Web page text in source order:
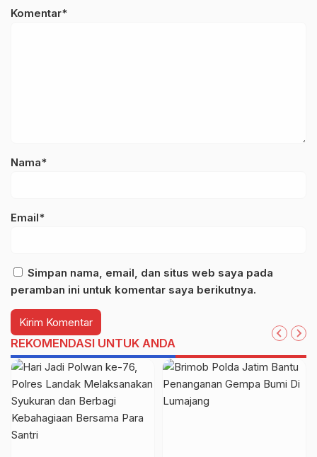
Komentar*
Nama*
Email*
Simpan nama, email, dan situs web saya pada
peramban ini untuk komentar saya berikutnya.
REKOMENDASI UNTUK ANDA